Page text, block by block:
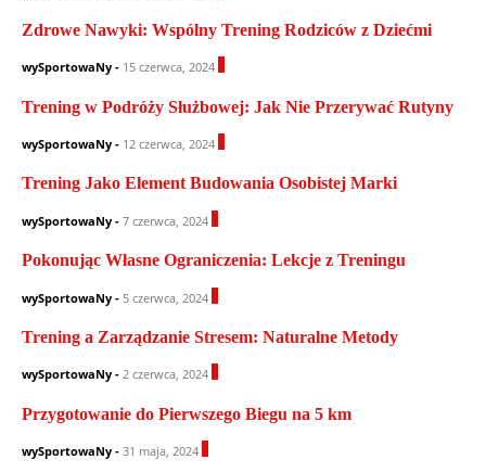
Zdrowe Nawyki: Wspólny Trening Rodziców z Dziećmi
wySportowaNy - 15 czerwca, 2024
Trening w Podróży Służbowej: Jak Nie Przerywać Rutyny
wySportowaNy - 12 czerwca, 2024
Trening Jako Element Budowania Osobistej Marki
wySportowaNy - 7 czerwca, 2024
Pokonując Własne Ograniczenia: Lekcje z Treningu
wySportowaNy - 5 czerwca, 2024
Trening a Zarządzanie Stresem: Naturalne Metody
wySportowaNy - 2 czerwca, 2024
Przygotowanie do Pierwszego Biegu na 5 km
wySportowaNy - 31 maja, 2024